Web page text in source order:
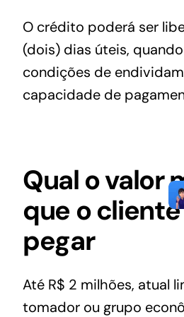
O crédito poderá ser
(dois) dias úteis,
condições de
capacidade de
Qual o valor
que o
pegar
Até R$ 2 milhões, atual
tomador ou grupo